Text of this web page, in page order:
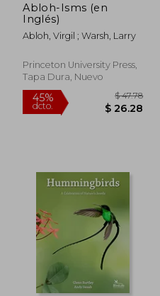
45%
dcto.
Abloh-Isms (en
Inglés)
Abloh, Virgil ; Warsh, Larry
Princeton University Press,
Tapa Dura, Nuevo